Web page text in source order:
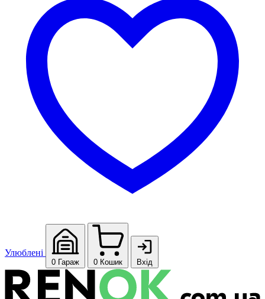
Улюблені
0 Гараж 0 Кошик Вхід